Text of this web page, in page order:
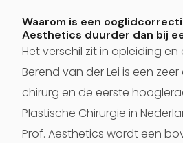
Waarom is een
Aesthetics duurder dan bij
Het verschil zit in opleiding en
Berend van der Lei is een
chirurg en de eerste
Plastische Chirurgie in
Prof. Aesthetics wordt een